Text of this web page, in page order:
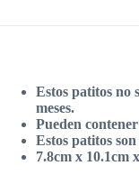
Estos patitos no
meses.
Pueden
Estos patitos
7.8cm x 10.1cm